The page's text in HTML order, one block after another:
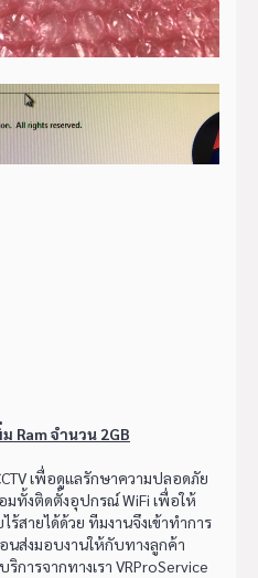
Ram จำนวน 2GB
เพื่อดูแลรักษาความปลอดภัย
ทั้งติดตั้งอุปกรณ์ WiFi เพื่อให้
สายได้ด้วย ทีมงานจึงเข้าทำการ
ส่งมอบงานให้กับทางลูกค้า
การจากทางเรา VRProService